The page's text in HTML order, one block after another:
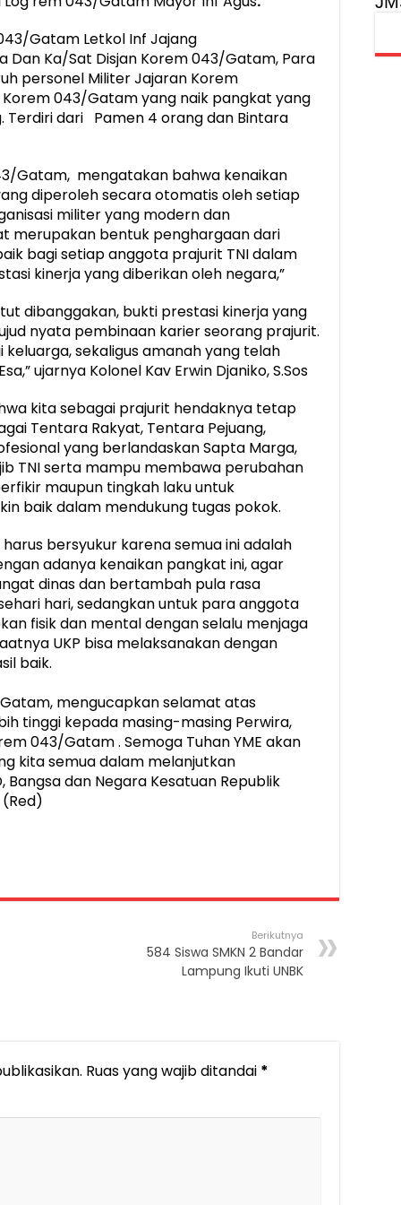
Gatam Letkol Inf Jajang
Dan Ka/Sat Disjan Korem 043/Gatam, Para
personel Militer Jajaran Korem
043/Gatam yang naik pangkat yang
Terdiri dari Pamen 4 orang dan Bintara
Gatam, mengatakan bahwa kenaikan
diperoleh secara otomatis oleh setiap
militer yang modern dan
merupakan bentuk penghargaan dari
bagi setiap anggota prajurit TNI dalam
kinerja yang diberikan oleh negara,”
dibanggakan, bukti prestasi kinerja yang
nyata pembinaan karier seorang prajurit.
sekaligus amanah yang telah
ujarnya Kolonel Kav Erwin Djaniko, S.Sos
kita sebagai prajurit hendaknya tetap
Tentara Rakyat, Tentara Pejuang,
yang berlandaskan Sapta Marga,
TNI serta mampu membawa perubahan
maupun tingkah laku untuk
baik dalam mendukung tugas pokok.
bersyukur karena semua ini adalah
adanya kenaikan pangkat ini, agar
dinas dan bertambah pula rasa
hari, sedangkan untuk para anggota
fisik dan mental dengan selalu menjaga
UKP bisa melaksanakan dengan
baik.
mengucapkan selamat atas
tinggi kepada masing-masing Perwira,
043/Gatam . Semoga Tuhan YME akan
kita semua dalam melanjutkan
Bangsa dan Negara Kesatuan Republik
Berikutnya
584 Siswa SMKN 2 Bandar
Lampung Ikuti UNBK
Ruas yang wajib ditandai *